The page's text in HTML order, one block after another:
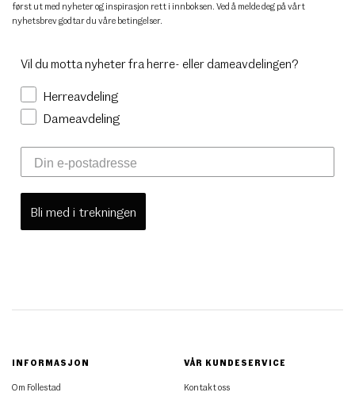
først ut med nyheter og inspirasjon rett i innboksen. Ved å melde deg på vårt
nyhetsbrev godtar du våre betingelser.
Vil du motta nyheter fra herre- eller dameavdelingen?
Herreavdeling
Dameavdeling
Bli med i trekningen
INFORMASJON
Om Follestad
VÅR KUNDESERVICE
Kontakt oss